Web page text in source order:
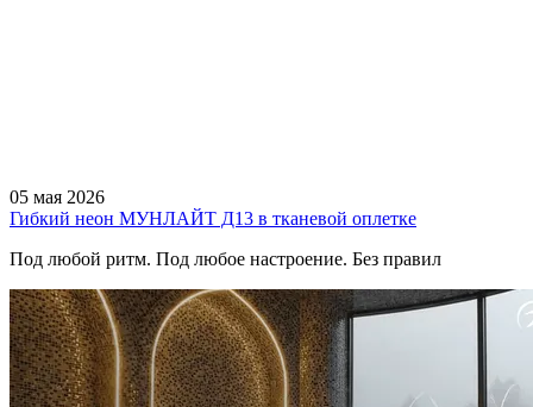
05 мая 2026
Гибкий неон МУНЛАЙТ Д13 в тканевой оплетке
Под любой ритм. Под любое настроение. Без правил